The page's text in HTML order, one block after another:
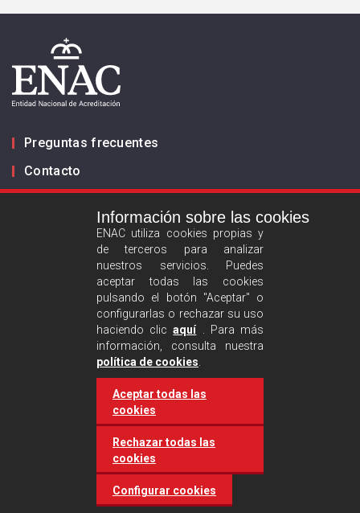
Preguntas frecuentes
Contacto
Política de privacidad
Política de cookies
Información sobre las cookies
ENAC utiliza cookies propias y
de terceros para analizar
nuestros servicios. Puedes
aceptar todas las cookies
pulsando el botón "Aceptar" o
configurarlas o rechazar su uso
haciendo clicaquí. Para más
información, consulta nuestra
política de cookies
Aceptar todas las
cookies
Rechazar todas las
cookies
Configurar cookies